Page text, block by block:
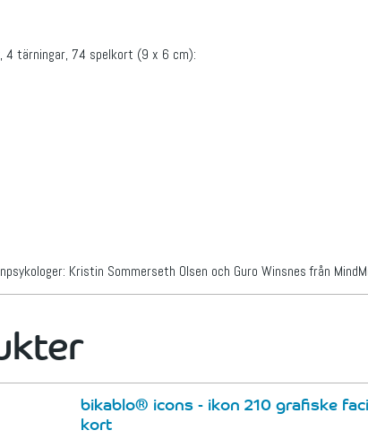
4 tärningar, 74 spelkort (9 x 6 cm):
Kristin Sommerseth Olsen och Guro Winsnes från
bikablo® icons - ikon 210 grafiske
kort